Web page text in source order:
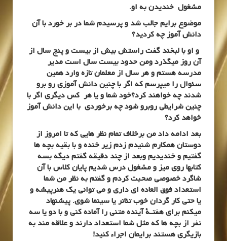
مشغول خندیدن به او.
موضوع برایم جالب شد و پرسیدم شما در بر خورد با آن
دانش آموز چه کردید؟
و او با لبخند گفت راستش بیش از بیست و پنج سال از
آن روز میگذرد ومن حدود بیست سال است مدیر
مدرسه هستم و هر سال از معلمان تازه وارد همین
سئوال را میپرسم که اگر با چنین دانش آموزی رو برو
شدند چه خواهند کرد؟خود شما و یا هر کس دیگری اگر با
چنین شرایطی روبرو شود چه برخوردی با این دانش آموز
خواهد کرد؟
بعد ادامه داد من برخلاف تمام نظر هایی که تا امروز از
دوستان همکارم شنیدم زدم زیر خنده و با بقیه بچه ها
گفتیم و خندیدیم وبعد از چند دقیقه گفتم دیگه بسه
کتابها روی میز و مشغول درس شدیم پایان کلاس با آن
شاگرد خصوصی صحبت کردم و گفتم به نظر من شما
استعداد فوق العاده ای داری و می توانی یک هنرپیشه و
یا حتی کار گردان خوب تئاتر یا سینما شوی. پیشنهاد
میکنم برای هفتـۀ آینده متنی را آماده کنی و با دو یا سه
نفر از بچه ها که مثل شما استعداد دارند و علاقه مند به
بازیگری هستند برایمان اجراء کنید!